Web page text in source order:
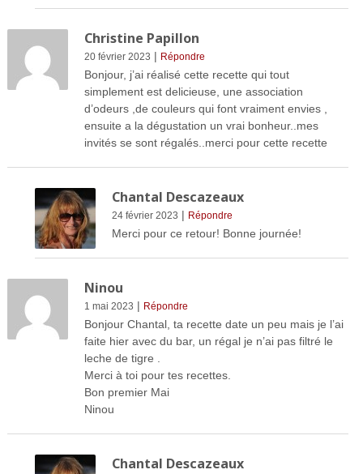
Christine Papillon
20 février 2023 | Répondre
Bonjour, j’ai réalisé cette recette qui tout
simplement est delicieuse, une association
d’odeurs ,de couleurs qui font vraiment envies ,
ensuite a la dégustation un vrai bonheur..mes
invités se sont régalés..merci pour cette recette
Chantal Descazeaux
24 février 2023 | Répondre
Merci pour ce retour! Bonne journée!
Ninou
1 mai 2023 | Répondre
Bonjour Chantal, ta recette date un peu mais je l’ai
faite hier avec du bar, un régal je n’ai pas filtré le
leche de tigre .
Merci à toi pour tes recettes.
Bon premier Mai
Ninou
Chantal Descazeaux